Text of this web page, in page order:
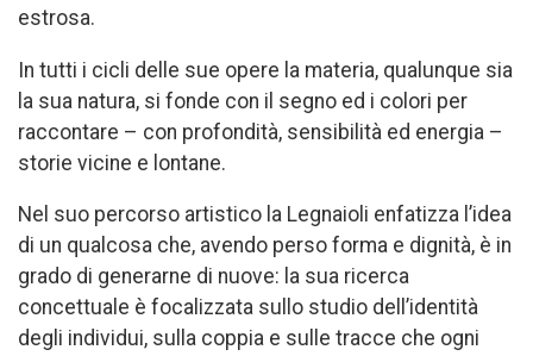
estrosa.
In tutti i cicli delle sue opere la materia, qualunque sia
la sua natura, si fonde con il segno ed i colori per
raccontare – con profondità, sensibilità ed energia –
storie vicine e lontane.
Nel suo percorso artistico la Legnaioli enfatizza l’idea
di un qualcosa che, avendo perso forma e dignità, è in
grado di generarne di nuove: la sua ricerca
concettuale è focalizzata sullo studio dell’identità
degli individui, sulla coppia e sulle tracce che ogni